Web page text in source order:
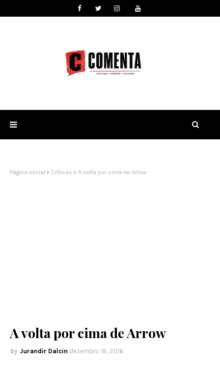
Página inicial Críticas A volta por cima de Arrow
A volta por cima de Arrow
Jurandir Dalcin dezembro 18, 2016